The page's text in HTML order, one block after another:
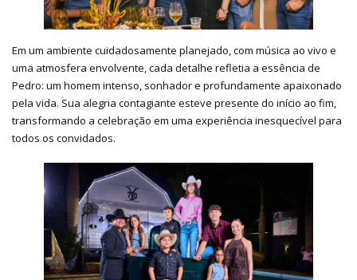
Em um ambiente cuidadosamente planejado, com música ao vivo e
uma atmosfera envolvente, cada detalhe refletia a essência de
Pedro: um homem intenso, sonhador e profundamente apaixonado
pela vida. Sua alegria contagiante esteve presente do início ao fim,
transformando a celebração em uma experiência inesquecível para
todos os convidados.